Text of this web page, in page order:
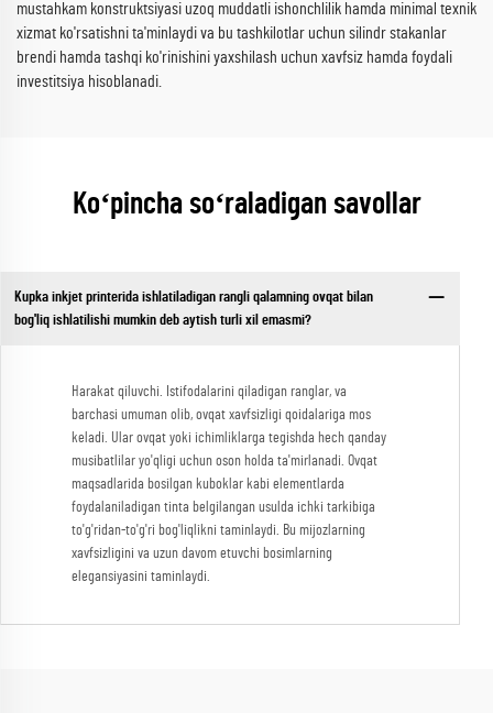
mustahkam konstruktsiyasi uzoq muddatli ishonchlilik hamda minimal texnik
xizmat ko'rsatishni ta'minlaydi va bu tashkilotlar uchun silindr stakanlar
brendi hamda tashqi ko'rinishini yaxshilash uchun xavfsiz hamda foydali
investitsiya hisoblanadi.
Koʻpincha soʻraladigan savollar
Kupka inkjet printerida ishlatiladigan rangli qalamning ovqat bilan
bog'liq ishlatilishi mumkin deb aytish turli xil emasmi?
Harakat qiluvchi. Istifodalarini qiladigan ranglar, va
barchasi umuman olib, ovqat xavfsizligi qoidalariga mos
keladi. Ular ovqat yoki ichimliklarga tegishda hech qanday
musibatlilar yo'qligi uchun oson holda ta'mirlanadi. Ovqat
maqsadlarida bosilgan kuboklar kabi elementlarda
foydalaniladigan tinta belgilangan usulda ichki tarkibiga
to'g'ridan-to'g'ri bog'liqlikni taminlaydi. Bu mijozlarning
xavfsizligini va uzun davom etuvchi bosimlarning
elegansiyasini taminlaydi.